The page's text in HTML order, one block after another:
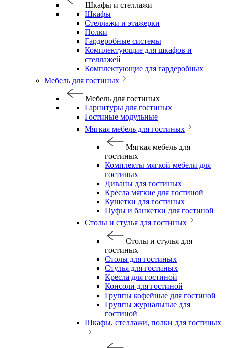
Шкафы и стеллажи
Шкафы
Стеллажи и этажерки
Полки
Гардеробные системы
Комплектующие для шкафов и
стеллажей
Комплектующие для гардеробных
Мебель для гостиных
Мебель для гостиных
Гарнитуры для гостиных
Гостиные модульные
Мягкая мебель для гостиных
Мягкая мебель для
гостиных
Комплекты мягкой мебели для
гостиных
Диваны для гостиных
Кресла мягкие для гостиной
Кушетки для гостиных
Пуфы и банкетки для гостиной
Столы и стулья для гостиных
Столы и стулья для
гостиных
Столы для гостиных
Стулья для гостиных
Кресла для гостиной
Консоли для гостиной
Группы кофейные для гостиной
Группы журнальные для
гостиной
Шкафы, стеллажи, полки для гостиных